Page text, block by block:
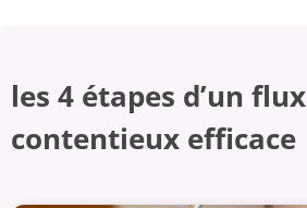
les 4 étapes d’un flux
contentieux efficace